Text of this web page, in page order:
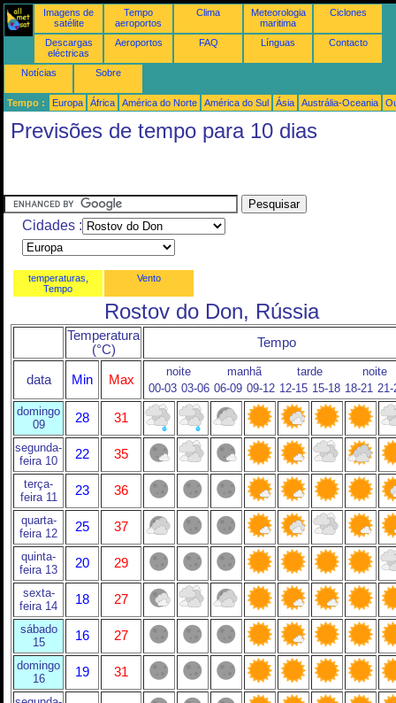
Imagens de
satélite
Tempo
aeroportos
Clima
Meteorologia
maritima
Ciclones
Descargas
eléctricas
Aeroportos FAQ Línguas Contacto
Notícias Sobre
Tempo : Europa África América do Norte América do Sul Ásia Austrália-Oceania
Previsões de tempo para 10 dias
Cidades :
temperaturas,
Tempo
Vento
Rostov do Don, Rússia
Temperatura
(°C)
Tempo
data Min Max
noite manhã tarde
noite
00-03 03-06 06-09 09-12 12-15 15-18 18-21 21-
domingo
09
28 31
segunda-
feira 10
22 35
terça-
feira 11
23 36
quarta-
feira 12
25 37
quinta-
feira 13
20 29
sexta-
feira 14
18 27
sábado
15
16 27
domingo
16
19 31